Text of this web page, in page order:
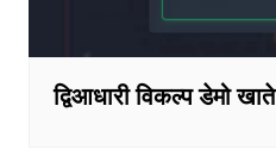
द्विआधारी विकल्प डेमो खाते